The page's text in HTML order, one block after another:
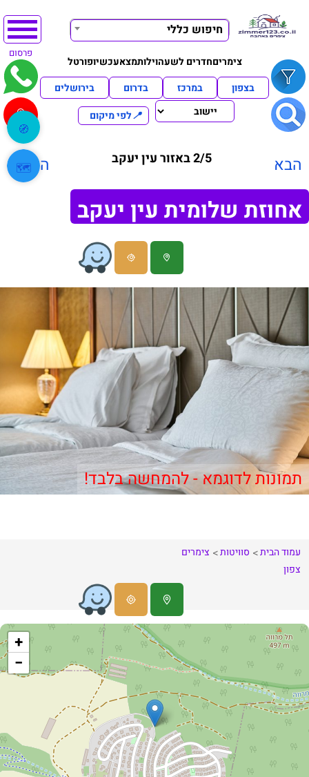
חיפוש כללי
צימריםחדרים לשעהוילותמצאעכשיופורטל
פרסום
בצפון במרכז בדרום
בירושלים
📍לפי מיקום
הבא 2/5 באזור עין יעקב הקודם
אחוזת שלומית עין יעקב
תמונות לדוגמא - להמחשה בלבד!
עמוד הבית סוויטות
צימרים
צפון
+
−
🧭
🗺️